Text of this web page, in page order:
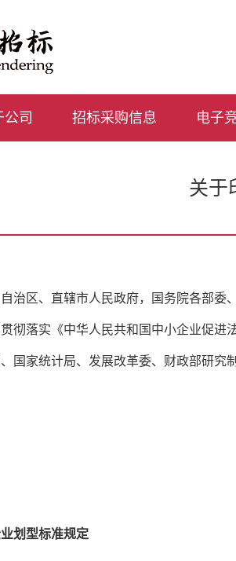
公司 招标采购信息 电子
关于
治区、直辖市人民政府，国务院各部委
落实《中华人民共和国中小企业促进法
国家统计局、发展改革委、财政部研究
划型标准规定